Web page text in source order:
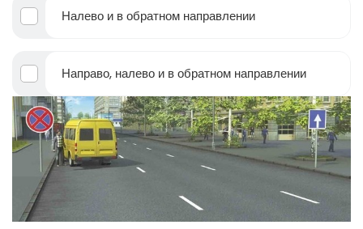
Налево и в обратном направлении
Направо, налево и в обратном направлении